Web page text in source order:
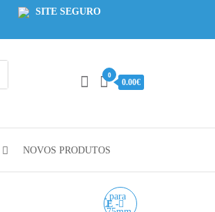
SITE SEGURO
0
0.00€
NOVOS PRODUTOS
PLA HD SAND WINKLE -